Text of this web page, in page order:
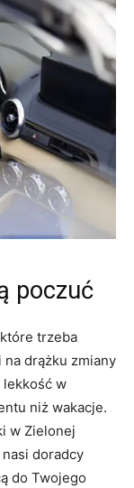
poczuć
trzeba
na drążku zmiany
lekkość w
niż wakacje.
w Zielonej
doradcy
do Twojego